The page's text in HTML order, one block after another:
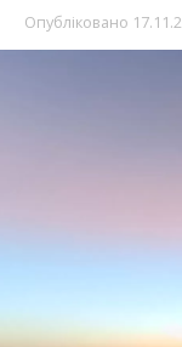
Опубліковано